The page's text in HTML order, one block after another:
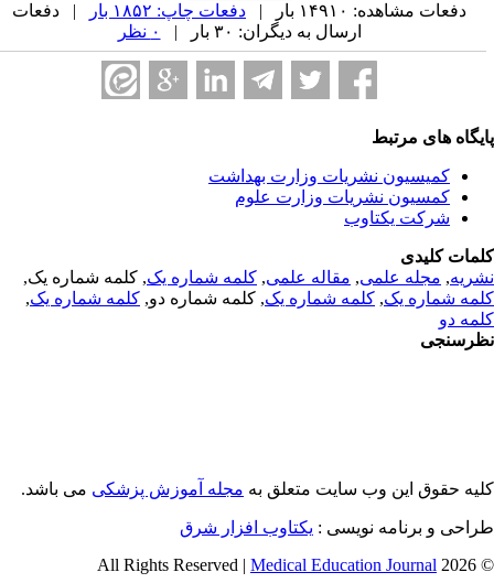
دفعات مشاهده: ۱۴۹۱۰ بار | دفعات چاپ: ۱۸۵۲ بار
| دفعات
ارسال به دیگران: ۳۰ بار |
های مرتبط
کمیسیون نشریات وزارت بهداشت
کمسیون نشریات وزارت علوم
شرکت یکتاوب
کلیدی
,مجله علمی, مقاله علمی, کلمه شماره یک, کلمه شماره یک,
شماره یک,کلمه شماره یک, کلمه شماره دو,کلمه شماره یک,
دو
حقوق این وب سایت متعلق بهمجله آموزش پزشکیمی باشد.
و برنامه نویسی : یکتاوب افزار شرق
©
Medical Education Journal